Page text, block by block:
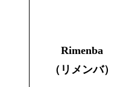
Rimenba
（リメンバ）